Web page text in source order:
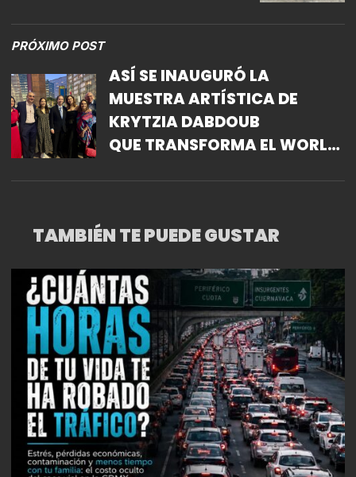
PRÓXIMO POST
ASÍ SE INAUGURÓ LA
MUESTRA ARTÍSTICA DE
KRYTZIA DABDOUB
QUE TRANSFORMA EL WORLD
DIVERSIDAD
TAMBIÉN TE PUEDE GUSTAR